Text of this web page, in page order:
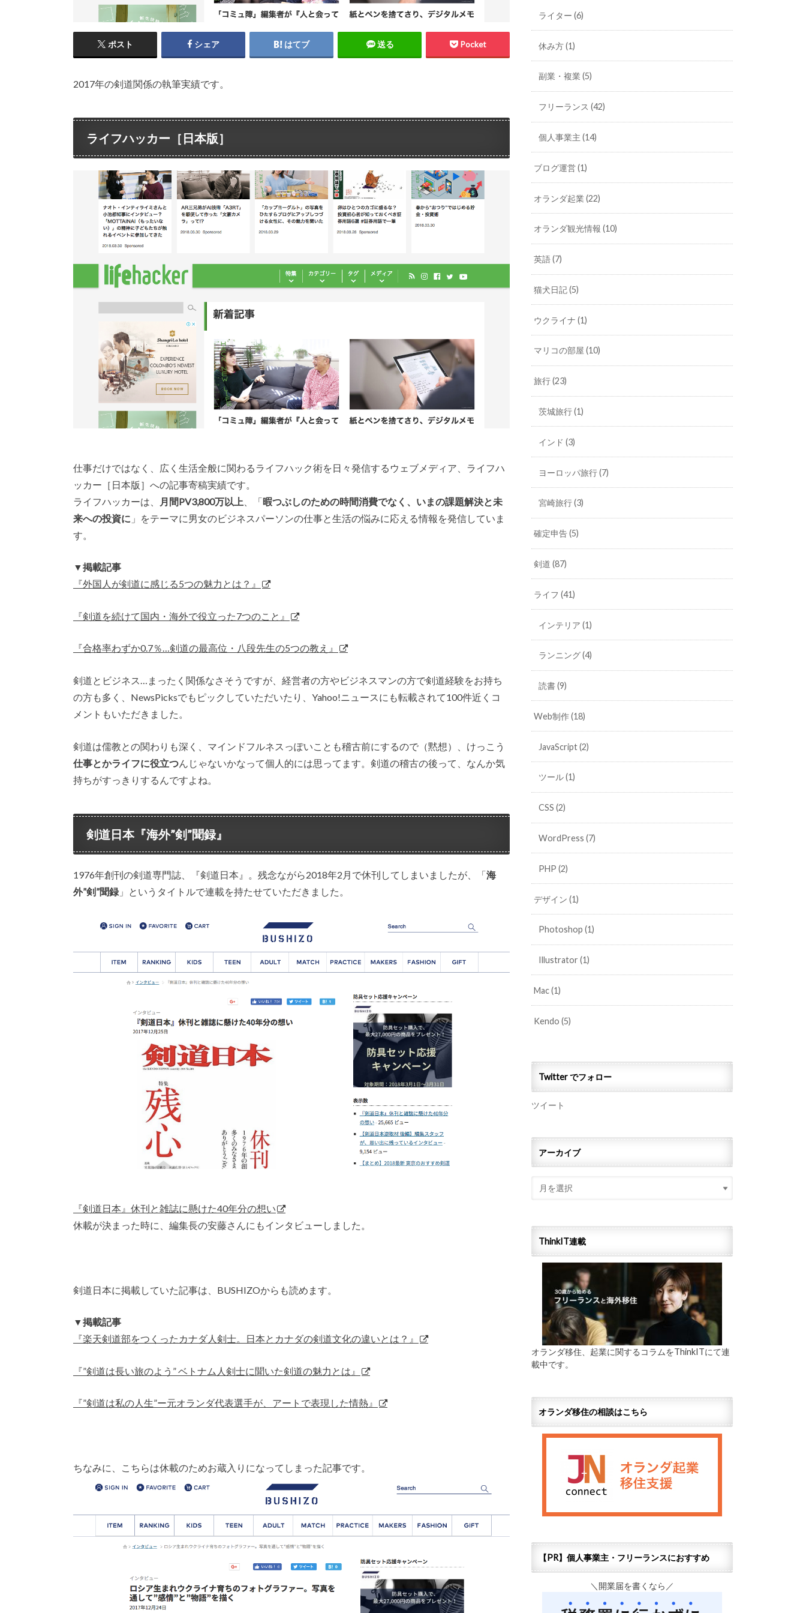
ポスト シェア はてブ 送る Pocket
2017年の剣道関係の執筆実績です。
ライフハッカー［日本版］
仕事だけではなく、広く生活全般に関わるライフハック術を日々発信するウェブメディア、ライフハ
ッカー［日本版］への記事寄稿実績です。
ライフハッカーは、
月間PV3,800万以上 、「暇つぶしのための時間消費でなく、いまの課題解決と未
来への投資に 」をテーマに男女のビジネスパーソンの仕事と生活の悩みに応える情報を発信していま
す。
▼掲載記事
『外国人が剣道に感じる5つの魅力とは？』
『剣道を続けて国内・海外で役立った7つのこと』
『合格率わずか0.7％…剣道の最高位・八段先生の5つの教え』
剣道とビジネス…まったく関係なさそうですが、経営者の方やビジネスマンの方で剣道経験をお持ち
の方も多く、NewsPicksでもピックしていただいたり、Yahoo!ニュースにも転載されて100件近くコ
メントもいただきました。
剣道は儒教との関わりも深く、マインドフルネスっぽいことも稽古前にするので（黙想）、けっこう
仕事とかライフに役立つんじゃないかなって個人的には思ってます。剣道の稽古の後って、なんか気
持ちがすっきりするんですよね。
剣道日本『海外”剣”聞録』
1976年創刊の剣道専門誌、『剣道日本』。残念ながら2018年2月で休刊してしまいましたが、「海
外”剣”聞録 」というタイトルで連載を持たせていただきました。
『剣道日本』休刊と雑誌に懸けた40年分の想い
休載が決まった時に、編集長の安藤さんにもインタビューしました。
剣道日本に掲載していた記事は、BUSHIZOからも読めます。
▼掲載記事
『楽天剣道部をつくったカナダ人剣士。日本とカナダの剣道文化の違いとは？』
『”剣道は長い旅のよう” ベトナム人剣士に聞いた剣道の魅力とは』
『”剣道は私の人生”ー元オランダ代表選手が、アートで表現した情熱』
ちなみに、こちらは休載のためお蔵入りになってしまった記事です。
ライター (6)
休み方(1)
副業・複業 (5)
フリーランス (42)
個人事業主 (14)
ブログ運営(1)
オランダ起業(22)
オランダ観光情報(10)
英語(7)
猫犬日記(5)
ウクライナ(1)
マリコの部屋(10)
旅行(23)
茨城旅行(1)
インド (3)
ヨーロッパ旅行(7)
宮崎旅行(3)
確定申告(5)
剣道(87)
ライフ(41)
インテリア (1)
ランニング(4)
読書(9)
Web制作(18)
JavaScript(2)
ツール(1)
CSS (2)
WordPress (7)
PHP (2)
デザイン(1)
Photoshop (1)
Illustrator (1)
Mac(1)
Kendo(5)
Twitter でフォロー
ツイート
アーカイブ
ThinkIT連載
オランダ移住、起業に関するコラムをThinkITにて連
載中です。
オランダ移住の相談はこちら
【PR】個人事業主・フリーランスにおすすめ
＼開業届を書くなら／